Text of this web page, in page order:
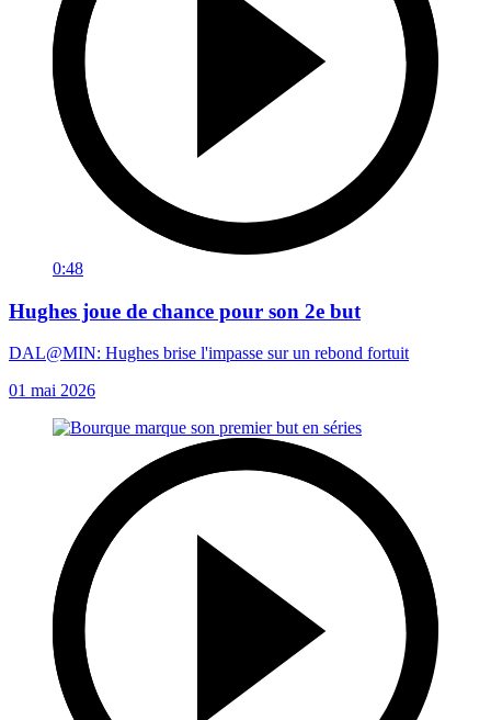
0:48
Hughes joue de chance pour son 2e but
DAL@MIN: Hughes brise l'impasse sur un rebond fortuit
01 mai 2026